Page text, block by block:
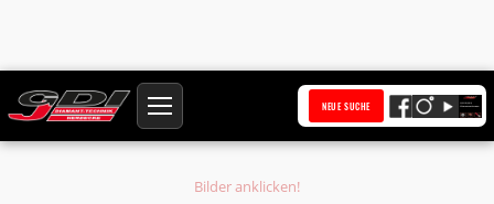
NEUE SUCHE
Startseite
Produkte
Diamantbohrkrone Ø 177,5 mm HQ Anschluss 1 1/4 Zoll UNC Bohrkern Ø
Bilder anklicken!